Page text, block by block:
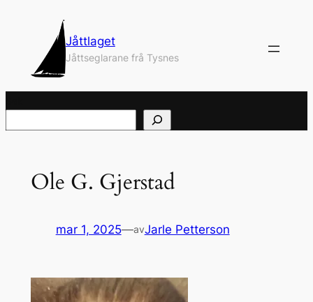
Jåttlaget
Jåttseglarane frå Tysnes
Ole G. Gjerstad
mar 1, 2025—avJarle Petterson